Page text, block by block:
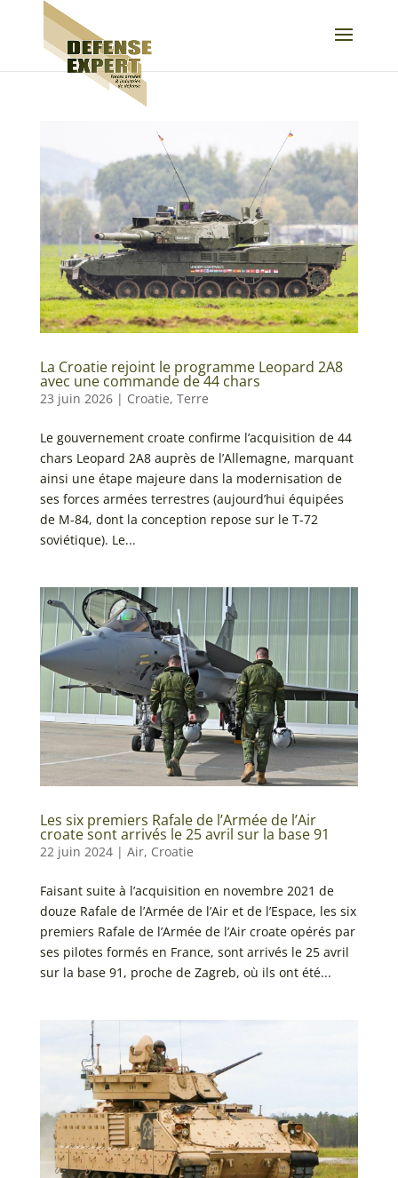
La Croatie rejoint le programme Leopard 2A8
avec une commande de 44 chars
23 juin 2026| Croatie, Terre
Le gouvernement croate confirme l’acquisition de 44
chars Leopard 2A8 auprès de l’Allemagne, marquant
ainsi une étape majeure dans la modernisation de
ses forces armées terrestres (aujourd’hui équipées
de M-84, dont la conception repose sur le T-72
soviétique). Le...
Les six premiers Rafale de l’Armée de l’Air
croate sont arrivés le 25 avril sur la base 91
22 juin 2024| Air, Croatie
Faisant suite à l’acquisition en novembre 2021 de
douze Rafale de l’Armée de l’Air et de l’Espace, les six
premiers Rafale de l’Armée de l’Air croate opérés par
ses pilotes formés en France, sont arrivés le 25 avril
sur la base 91, proche de Zagreb, où ils ont été...